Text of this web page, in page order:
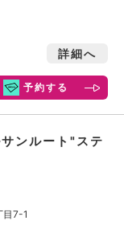
詳細へ
予約する
ンルート"ステ
目7-1